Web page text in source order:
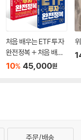
드 서비스를 이용할 뿐
을 분석하며 그 미래를
컴퓨터를 가득 채운 건
알아본다. 또한 통신타
처음 배우는 ETF 투자
완전정복 + 처음 배우
는 주식 투자 완전정복
10% 45,000원
주문/배송